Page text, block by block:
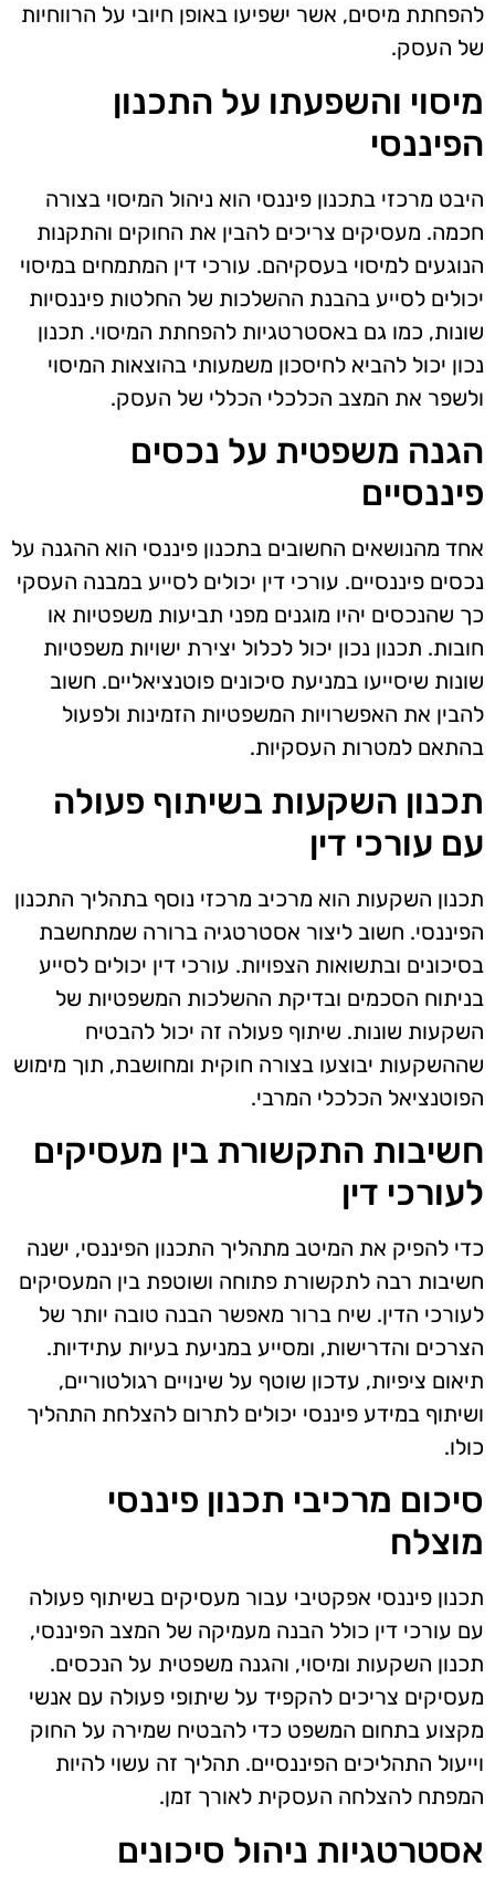
להפחתת מיסים, אשר ישפיעו באופן חיובי על הרווחיות
של העסק.
מיסוי והשפעתו על התכנון
הפיננסי
היבט מרכזי בתכנון פיננסי הוא ניהול המיסוי בצורה
חכמה. מעסיקים צריכים להבין את החוקים והתקנות
הנוגעים למיסוי בעסקיהם. עורכי דין המתמחים במיסוי
יכולים לסייע בהבנת ההשלכות של החלטות פיננסיות
שונות, כמו גם באסטרטגיות להפחתת המיסוי. תכנון
נכון יכול להביא לחיסכון משמעותי בהוצאות המיסוי
ולשפר את המצב הכלכלי הכללי של העסק.
הגנה משפטית על נכסים
פיננסיים
אחד מהנושאים החשובים בתכנון פיננסי הוא ההגנה על
נכסים פיננסיים. עורכי דין יכולים לסייע במבנה העסקי
כך שהנכסים יהיו מוגנים מפני תביעות משפטיות או
חובות. תכנון נכון יכול לכלול יצירת ישויות משפטיות
שונות שיסייעו במניעת סיכונים פוטנציאליים. חשוב
להבין את האפשרויות המשפטיות הזמינות ולפעול
בהתאם למטרות העסקיות.
תכנון השקעות בשיתוף פעולה
עם עורכי דין
תכנון השקעות הוא מרכיב מרכזי נוסף בתהליך התכנון
הפיננסי. חשוב ליצור אסטרטגיה ברורה שמתחשבת
בסיכונים ובתשואות הצפויות. עורכי דין יכולים לסייע
בניתוח הסכמים ובדיקת ההשלכות המשפטיות של
השקעות שונות. שיתוף פעולה זה יכול להבטיח
שההשקעות יבוצעו בצורה חוקית ומחושבת, תוך מימוש
הפוטנציאל הכלכלי המרבי.
חשיבות התקשורת בין מעסיקים
לעורכי דין
כדי להפיק את המיטב מתהליך התכנון הפיננסי, ישנה
חשיבות רבה לתקשורת פתוחה ושוטפת בין המעסיקים
לעורכי הדין. שיח ברור מאפשר הבנה טובה יותר של
הצרכים והדרישות, ומסייע במניעת בעיות עתידיות.
תיאום ציפיות, עדכון שוטף על שינויים רגולטוריים,
ושיתוף במידע פיננסי יכולים לתרום להצלחת התהליך
כולו.
סיכום מרכיבי תכנון פיננסי
מוצלח
תכנון פיננסי אפקטיבי עבור מעסיקים בשיתוף פעולה
עם עורכי דין כולל הבנה מעמיקה של המצב הפיננסי,
תכנון השקעות ומיסוי, והגנה משפטית על הנכסים.
מעסיקים צריכים להקפיד על שיתופי פעולה עם אנשי
מקצוע בתחום המשפט כדי להבטיח שמירה על החוק
וייעול התהליכים הפיננסיים. תהליך זה עשוי להיות
המפתח להצלחה העסקית לאורך זמן.
אסטרטגיות ניהול סיכונים